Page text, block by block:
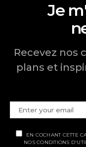
Je
Recevez nos
plans et
EN COCHANT CETTE
NOS CONDITIONS